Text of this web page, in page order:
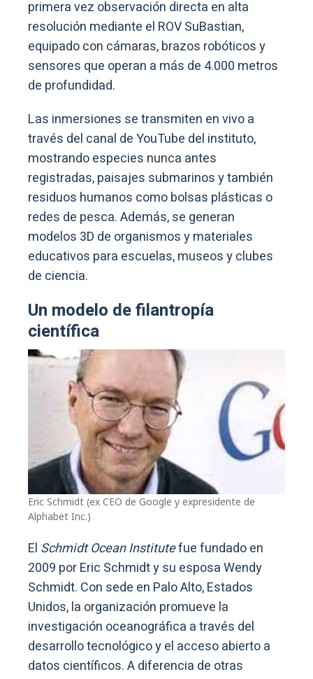
primera vez observación directa en alta
resolución mediante el ROV SuBastian,
equipado con cámaras, brazos robóticos y
sensores que operan a más de 4.000 metros
de profundidad.
Las inmersiones se transmiten en vivo a
través del canal de YouTube del instituto,
mostrando especies nunca antes
registradas, paisajes submarinos y también
residuos humanos como bolsas plásticas o
redes de pesca. Además, se generan
modelos 3D de organismos y materiales
educativos para escuelas, museos y clubes
de ciencia.
Un modelo de filantropía
científica
Eric Schmidt (ex CEO de Google y expresidente de
Alphabet Inc.)
El Schmidt Ocean Institutefue fundado en
2009 por Eric Schmidt y su esposa Wendy
Schmidt. Con sede en Palo Alto, Estados
Unidos, la organización promueve la
investigación oceanográfica a través del
desarrollo tecnológico y el acceso abierto a
datos científicos. A diferencia de otras